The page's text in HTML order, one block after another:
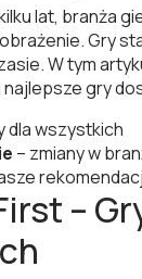
lat, branża
Gry
W tym
gry
dla wszystkich
– zmiany w
–